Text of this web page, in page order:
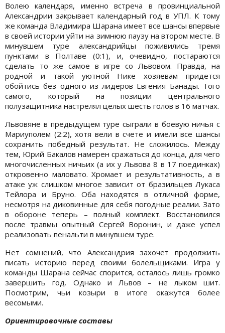
Волею календаря, именно встреча в провинциальной
Александрии закрывает календарный год в УПЛ. К тому
же команда Владимира Шарана имеет все шансы впервые
в своей истории уйти на зимнюю паузу на втором месте. В
минувшем туре александрийцы поживились тремя
пунктами в Полтаве (0:1), и, очевидно, постараются
сделать то же самое в игре со Львовом. Правда, на
родной и такой уютной Нике хозяевам придется
обойтись без одного из лидеров Евгения Банады. Того
самого, который на позиции центрального
полузащитника настрелял целых шесть голов в 16 матчах.
Львовяне в предыдущем туре сыграли в боевую ничья с
Мариуполем (2:2), хотя вели в счете и имели все шансы
сохранить победный результат. Не сложилось. Между
тем, Юрий Бакалов намерен сражаться до конца, для чего
многочисленных ничьих (а их у Львова 8 в 17 поединках)
откровенно маловато. Хромает и результативность, а в
атаке уж слишком многое зависит от бразильцев Лукаса
Тейлора и Бруно. Оба находятся в отличной форме,
несмотря на диковинные для себя погодные реалии. Зато
в обороне теперь – полный комплект. Восстановился
после травмы опытный Сергей Воронин, и даже успел
реализовать пенальти в минувшем туре.
Нет сомнений, что Александрия захочет продолжить
писать историю перед своими болельщиками. Игра у
команды Шарана сейчас спорится, осталось лишь громко
завершить год. Однако и Львов – не лыком шит.
Посмотрим, чьи козыри в итоге окажутся более
весомыми.
Ориентировочные составы